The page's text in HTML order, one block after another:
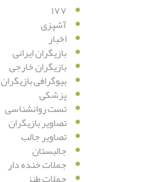
۱۷۷
آشپزی
اخبار
بازیگران ایرانی
بازیگران خارجی
بیوگرافی بازیگران
پزشکی
تست روانشناسی
تصاویر بازیگران
تصاویر جالب
جالبستان
جملات خنده دار